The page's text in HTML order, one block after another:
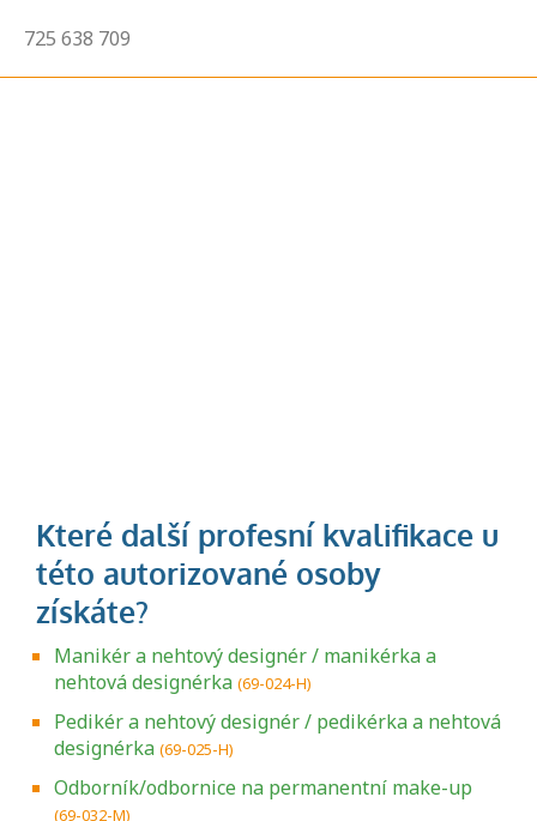
725 638 709
Manikér a nehtový designér / manikérka a
nehtová designérka (69-024-H)
Pedikér a nehtový designér / pedikérka a nehtová
designérka (69-025-H)
Odborník/odbornice na permanentní make-up
(69-032-M)